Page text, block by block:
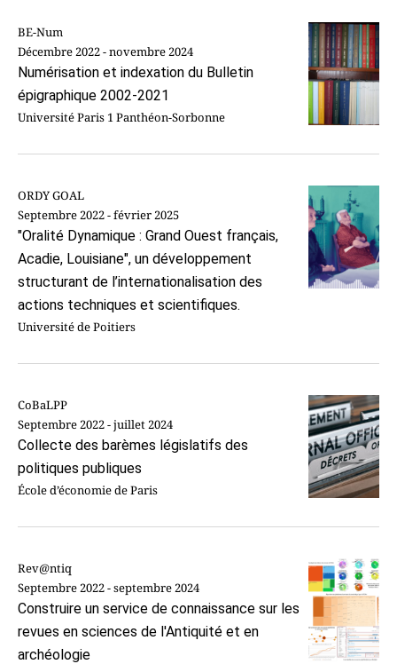
BE-Num
Décembre 2022 - novembre 2024
Numérisation et indexation du Bulletin
épigraphique 2002-2021
Université Paris 1 Panthéon-Sorbonne
ORDY GOAL
Septembre 2022 - février 2025
"Oralité Dynamique : Grand Ouest français,
Acadie, Louisiane", un développement
structurant de l’internationalisation des
actions techniques et scientifiques.
Université de Poitiers
CoBaLPP
Septembre 2022 - juillet 2024
Collecte des barèmes législatifs des
politiques publiques
École d’économie de Paris
Rev@ntiq
Septembre 2022 - septembre 2024
Construire un service de connaissance sur les
revues en sciences de l'Antiquité et en
archéologie